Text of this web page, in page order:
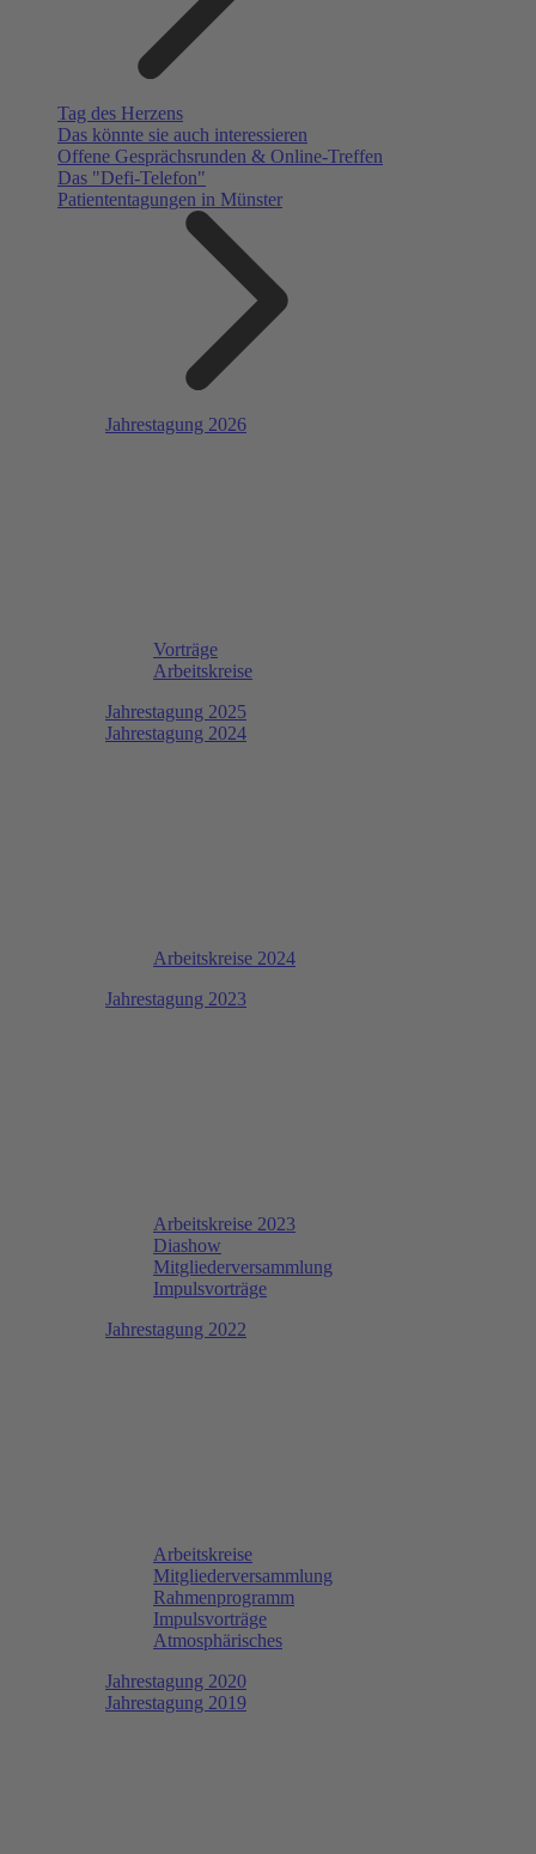
Tag des Herzens
Das könnte sie auch interessieren
Offene Gesprächsrunden & Online-Treffen
Das "Defi-Telefon"
Patiententagungen in Münster
Jahrestagung 2026
Vorträge
Arbeitskreise
Jahrestagung 2025
Jahrestagung 2024
Arbeitskreise 2024
Jahrestagung 2023
Arbeitskreise 2023
Diashow
Mitgliederversammlung
Impulsvorträge
Jahrestagung 2022
Arbeitskreise
Mitgliederversammlung
Rahmenprogramm
Impulsvorträge
Atmosphärisches
Jahrestagung 2020
Jahrestagung 2019